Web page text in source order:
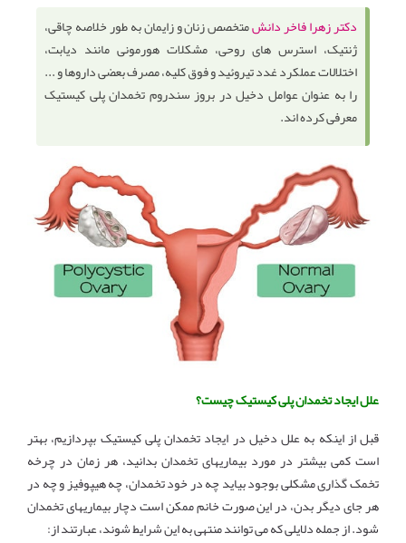
دکتر زهرا فاخر دانشمتخصص زنان و زایمان به طور خلاصه چاقی،
ژنتیک، استرس های روحی، مشکلات هورمونی مانند دیابت،
اختلالات عملکرد غدد تیروئید و فوق کلیه، مصرف بعضی داروها و ...
را به عنوان عوامل دخیل در بروز سندروم تخمدان پلی کیستیک
معرفی کرده اند.
علل ایجاد تخمدان پلی کیستیک چیست؟
قبل از اینکه به علل دخیل در ایجاد تخمدان پلی کیستیک بپردازیم، بهتر
است کمی بیشتر در مورد بیماریهای تخمدان بدانید، هر زمان در چرخه
تخمک گذاری مشکلی بوجود بیاید چه در خود تخمدان، چه هیپوفیز و چه در
هر جای دیگر بدن، در این صورت خانم ممکن است دچار بیماریهای تخمدان
شود.از جمله دلایلی که می توانند منتهی به این شرایط شوند، عبارتند از: